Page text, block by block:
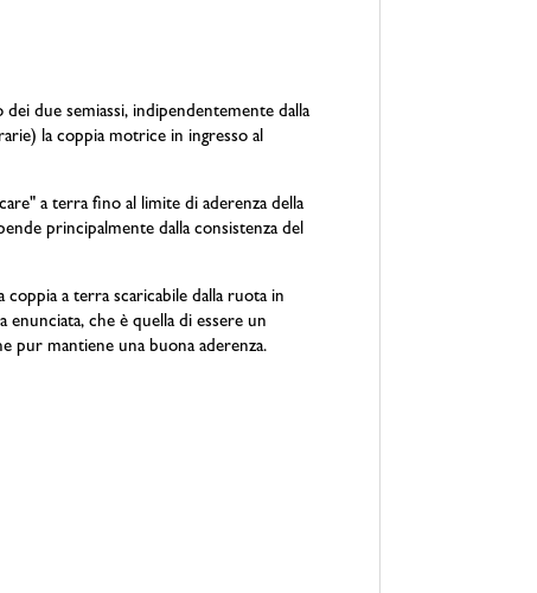
due semiassi, indipendentemente dalla
la coppia motrice in ingresso al
a terra fino al limite di aderenza della
principalmente dalla consistenza del
a terra scaricabile dalla ruota in
che è quella di essere un
pur mantiene una buona aderenza.